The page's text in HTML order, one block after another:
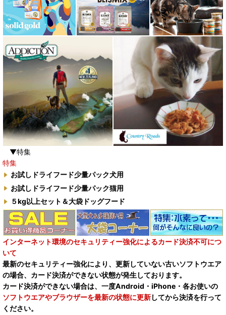
▼特集
特集
お試しドライフード少量パック犬用
お試しドライフード少量パック猫用
５kg以上セット＆大袋ドッグフード
インターネット環境のセキュリティー強化によるカード決済不可につ
いて
最新のセキュリティー強化により、更新していない古いソフトウエア
の場合、カード決済ができない状態が発生しております。
カード決済ができない場合は、一度Android・iPhone・各お使いの
ソフトウエアやブラウザーを最新の状態に更新してから決済を行って
ください。